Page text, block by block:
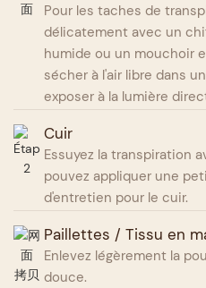
Pour les taches de
délicatement avec un
humide ou un mouchoir
sécher à l'air libre dans
exposer à la lumière
Cuir
Essuyez la transpiration
pouvez appliquer une
d'entretien pour le cuir.
Paillettes / Tissu en
Enlevez légèrement la
douce.